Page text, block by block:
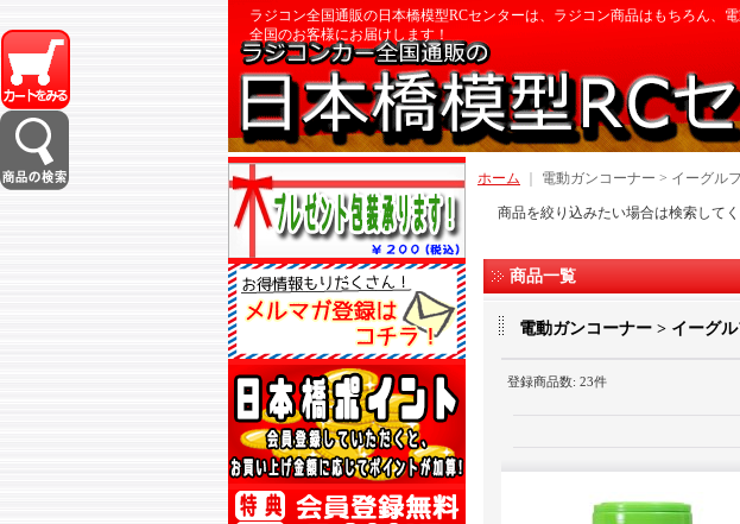
ラジコン全国通販の日本橋模型RCセンターは、ラジコン商品はもちろん
全国のお客様にお届けします！
ホーム 電動ガンコーナー > イーグル
商品を絞り込みたい場合は検索して
商品一覧
電動ガンコーナー > イーグ
登録商品数: 23件